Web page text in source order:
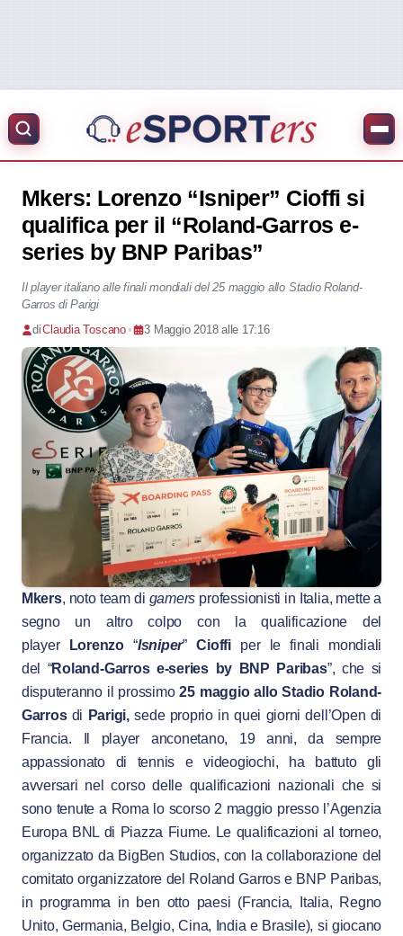
Mkers: Lorenzo “Isniper” Cioffi si
qualifica per il “Roland-Garros e-
series by BNP Paribas”
Il player italiano alle finali mondiali del 25 maggio allo Stadio Roland-
Garros di Parigi
diClaudia Toscano • 3 Maggio 2018 alle 17:16
Mkers, noto team di gamers professionisti in Italia, mette a
segno un altro colpo con la qualificazione del
player
Lorenzo“Isniper”Cioffiper le finali mondiali
del “Roland-Garros e-series by BNP Paribas”, che si
disputeranno il prossimo25 maggio allo Stadio Roland-
Garrosdi Parigi,sede proprio in quei giorni dell’Open di
Francia. Il player anconetano, 19 anni, da sempre
appassionato di tennis e videogiochi, ha battuto gli
avversari nel corso delle qualificazioni nazionali che si
sono tenute a Roma lo scorso 2 maggio presso l’Agenzia
Europa BNL di Piazza Fiume. Le qualificazioni al torneo,
organizzato da BigBen Studios, con la collaborazione del
comitato organizzatore del Roland Garros e BNP Paribas,
in programma in ben otto paesi (Francia, Italia, Regno
Unito, Germania, Belgio, Cina, India e Brasile), si giocano